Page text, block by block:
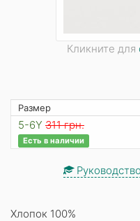
Кликните для
Размер
5-6Y 311 грн.
Есть в наличии
Хлопок 100%